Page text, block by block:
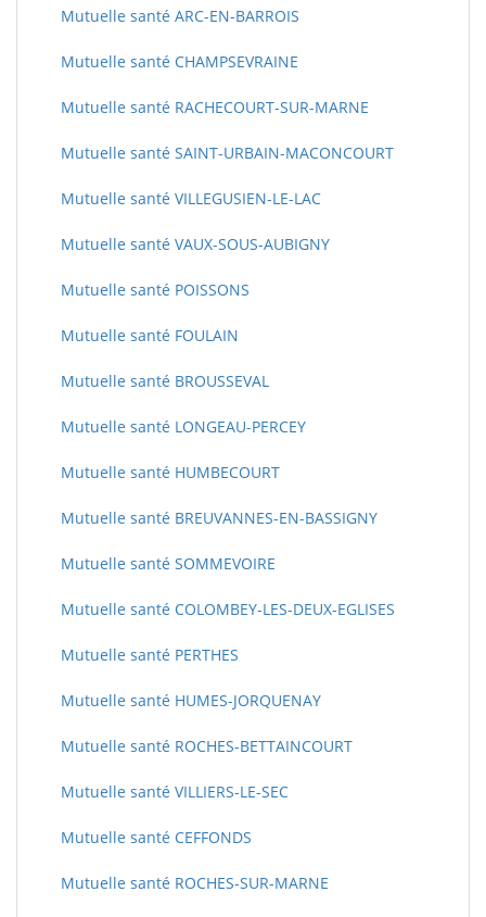
Mutuelle santé ARC-EN-BARROIS
Mutuelle santé CHAMPSEVRAINE
Mutuelle santé RACHECOURT-SUR-MARNE
Mutuelle santé SAINT-URBAIN-MACONCOURT
Mutuelle santé VILLEGUSIEN-LE-LAC
Mutuelle santé VAUX-SOUS-AUBIGNY
Mutuelle santé POISSONS
Mutuelle santé FOULAIN
Mutuelle santé BROUSSEVAL
Mutuelle santé LONGEAU-PERCEY
Mutuelle santé HUMBECOURT
Mutuelle santé BREUVANNES-EN-BASSIGNY
Mutuelle santé SOMMEVOIRE
Mutuelle santé COLOMBEY-LES-DEUX-EGLISES
Mutuelle santé PERTHES
Mutuelle santé HUMES-JORQUENAY
Mutuelle santé ROCHES-BETTAINCOURT
Mutuelle santé VILLIERS-LE-SEC
Mutuelle santé CEFFONDS
Mutuelle santé ROCHES-SUR-MARNE